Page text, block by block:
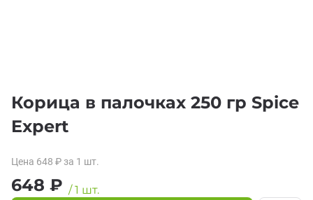
Корица в палочках 250 гр Spice
Expert
Цена 648 ₽ за 1 шт.
648 ₽ /1 шт.